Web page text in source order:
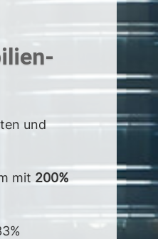
und
mit 200%